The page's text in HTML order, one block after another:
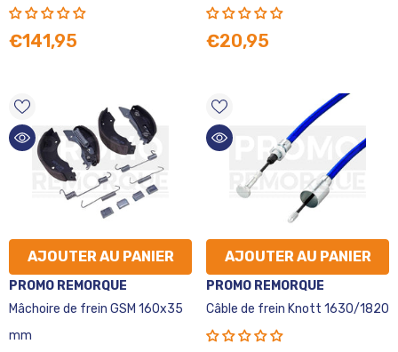
€141,95 €20,95
AJOUTER AU PANIER
VENDEUR
:
PROMO REMORQUE
Mâchoire de frein GSM 160x35
mm
AJOUTER AU PANIER
VENDEUR
:
PROMO REMORQUE
Câble de frein Knott 1630/1820